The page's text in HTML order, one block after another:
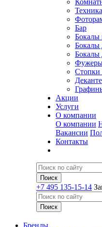
Техника
Бар
Бокалы
Бокалы
Бокалы
Фужеры
Акции
Услуги
О компании
О компании
Вакансии
Контакты
+7 495 135-15-14
Бренды